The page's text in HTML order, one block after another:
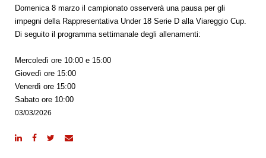
Domenica 8 marzo il campionato osserverà una pausa per gli
impegni della Rappresentativa Under 18 Serie D alla Viareggio Cup.
Di seguito il programma settimanale degli allenamenti:
Mercoledì ore 10:00 e 15:00
Giovedì ore 15:00
Venerdì ore 15:00
Sabato ore 10:00
03/03/2026